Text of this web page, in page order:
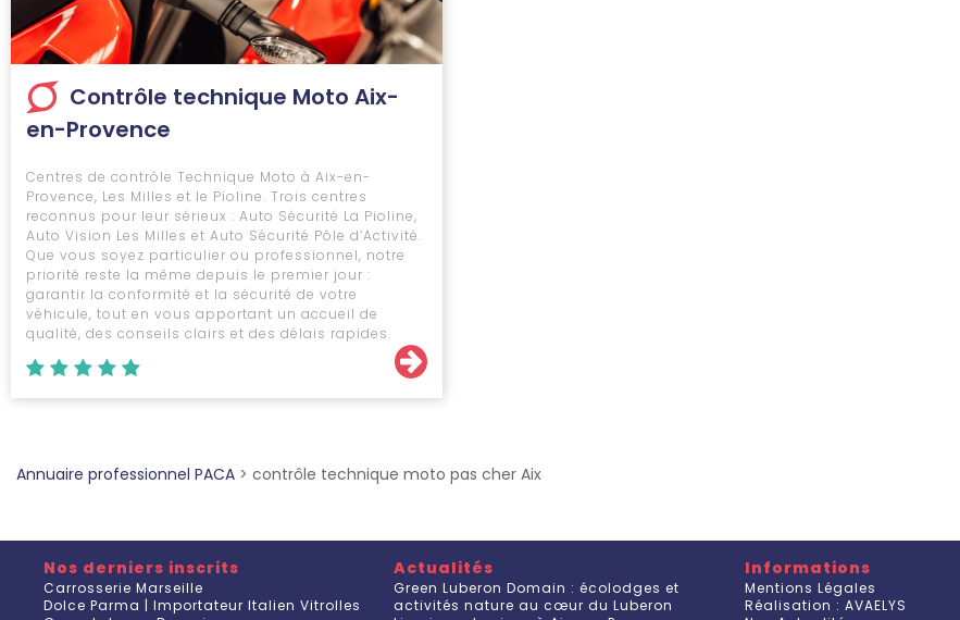
Contrôle technique Moto Aix-
en-Provence
Centres de contrôle Technique Moto à Aix-en-
Provence, Les Milles et le Pioline. Trois centres
reconnus pour leur sérieux : Auto Sécurité La Pioline,
Auto Vision Les Milles et Auto Sécurité Pôle d’Activité.
Que vous soyez particulier ou professionnel, notre
priorité reste la même depuis le premier jour :
garantir la conformité et la sécurité de votre
véhicule, tout en vous apportant un accueil de
qualité, des conseils clairs et des délais rapides.
Annuaire professionnel PACA > contrôle technique moto pas cher Aix
Nos derniers inscrits
Carrosserie Marseille
Dolce Parma | Importateur Italien Vitrolles
Actualités
Green Luberon Domain : écolodges et
activités nature au cœur du Luberon
Informations
Mentions Légales
Réalisation : AVAELYS